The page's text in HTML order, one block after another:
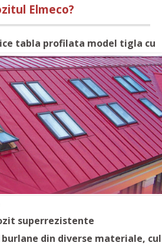
Elmeco?
tabla profilata model tigla cu
superrezistente
burlane din diverse materiale,